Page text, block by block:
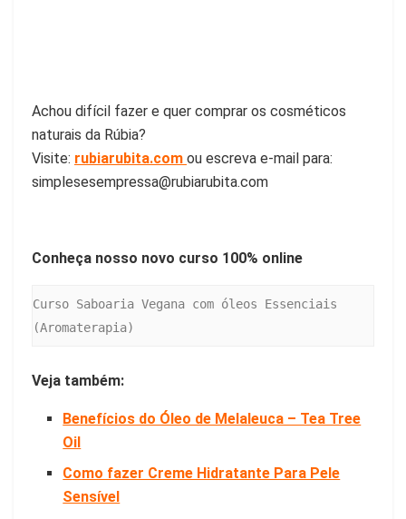
Achou difícil fazer e quer comprar os cosméticos
naturais da Rúbia?
Visite: rubiarubita.com ou escreva e-mail para:
simplesesempressa@rubiarubita.com
Conheça nosso novo curso 100% online
Curso Saboaria Vegana com óleos Essenciais
(Aromaterapia)
Veja também:
Benefícios do Óleo de Melaleuca – Tea Tree
Oil
Como fazer Creme Hidratante Para Pele
Sensível